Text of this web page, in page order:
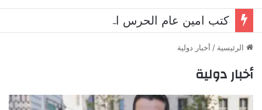
الرئيسية / أخبار دولية
أخبار دولية